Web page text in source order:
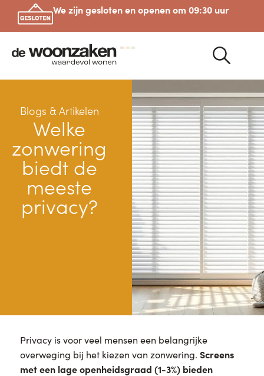
We zijn gesloten en openen om 09:30 uur
Blogs & Artikelen
Welke
zonwering
biedt de
meeste
privacy?
Privacy is voor veel mensen een belangrijke
overweging bij het kiezen van zonwering. Screens
met een lage openheidsgraad (1-3%) bieden